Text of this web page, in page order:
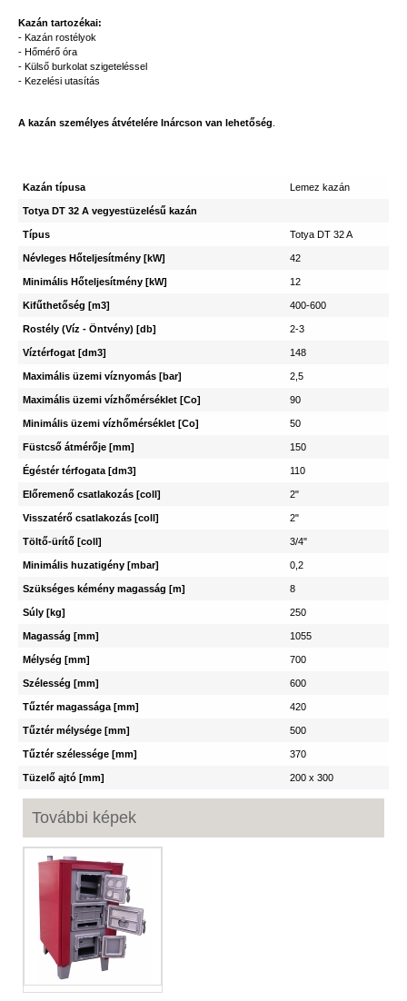
Kazán tartozékai:
- Kazán rostélyok
- Hőmérő óra
- Külső burkolat szigeteléssel
- Kezelési utasítás
A kazán személyes átvételére Inárcson van lehetőség
Kazán típusa Lemez kazán
Totya DT 32 A vegyestüzelésű kazán
Típus Totya DT 32 A
Névleges Hőteljesítmény [kW] 42
Minimális Hőteljesítmény [kW] 12
Kifűthetőség [m3] 400-600
Rostély (Víz - Öntvény) [db] 2-3
Víztérfogat [dm3] 148
Maximális üzemi víznyomás [bar] 2,5
Maximális üzemi vízhőmérséklet [Co] 90
Minimális üzemi vízhőmérséklet [Co] 50
Füstcső átmérője [mm] 150
Égéstér térfogata [dm3] 110
Előremenő csatlakozás [coll] 2"
Visszatérő csatlakozás [coll] 2"
Töltő-ürítő [coll] 3/4"
Minimális huzatigény [mbar] 0,2
Szükséges kémény magasság [m] 8
Súly [kg] 250
Magasság [mm] 1055
Mélység [mm] 700
Szélesség [mm] 600
Tűztér magassága [mm] 420
Tűztér mélysége [mm] 500
Tűztér szélessége [mm] 370
Tüzelő ajtó [mm] 200 x 300
További képek